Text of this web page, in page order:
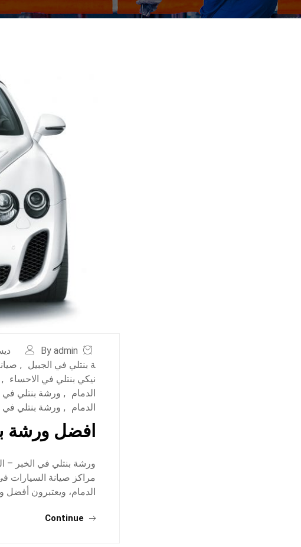
By admin
ة بنتلي في الجبيل
,
نيكي بنتلي في الاحساء
,
الدمام
, ورشة بنتلي في
الدمام
, ورشة بنتلي
افضل ورشة
ورشة بنتلي في الخبر –
مراكز صيانة السيارات
الدمام، ويعتبرون أفضل
Continue